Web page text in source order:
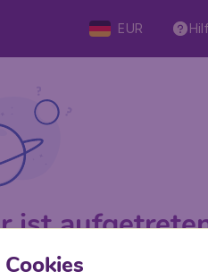
EUR
ist